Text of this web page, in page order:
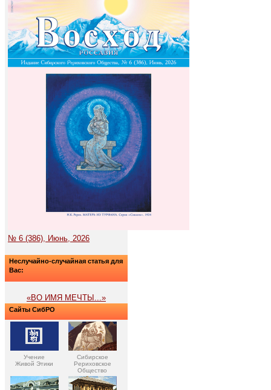
№ 6 (386), Июнь, 2026
Неслучайно-случайная статья для
Вас:
«ВО ИМЯ МЕЧТЫ...»
Сайты СибРО
Учение
Живой Этики
Сибирское
Рериховское
Общество